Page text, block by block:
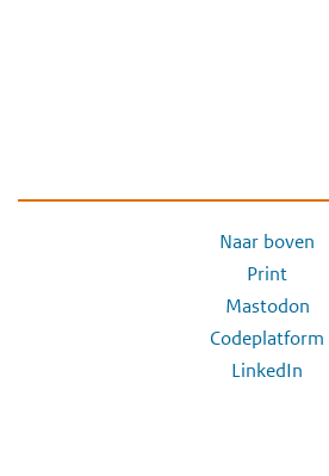
Naar boven
Print
Mastodon
Codeplatform
LinkedIn